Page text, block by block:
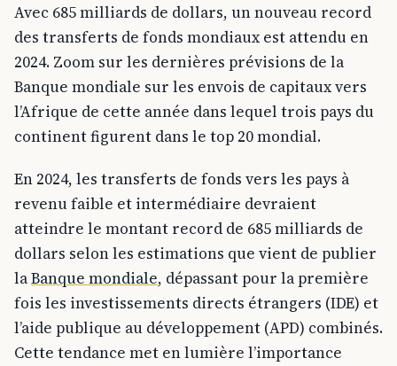
Avec 685 milliards de dollars, un nouveau record
des transferts de fonds mondiaux est attendu en
2024. Zoom sur les dernières prévisions de la
Banque mondiale sur les envois de capitaux vers
l’Afrique de cette année dans lequel trois pays du
continent figurent dans le top 20 mondial.
En 2024, les transferts de fonds vers les pays à
revenu faible et intermédiaire devraient
atteindre le montant record de 685 milliards de
dollars selon les estimations que vient de publier
laBanque mondiale, dépassant pour la première
fois les investissements directs étrangers (IDE) et
l’aide publique au développement (APD) combinés.
Cette tendance met en lumière l’importance